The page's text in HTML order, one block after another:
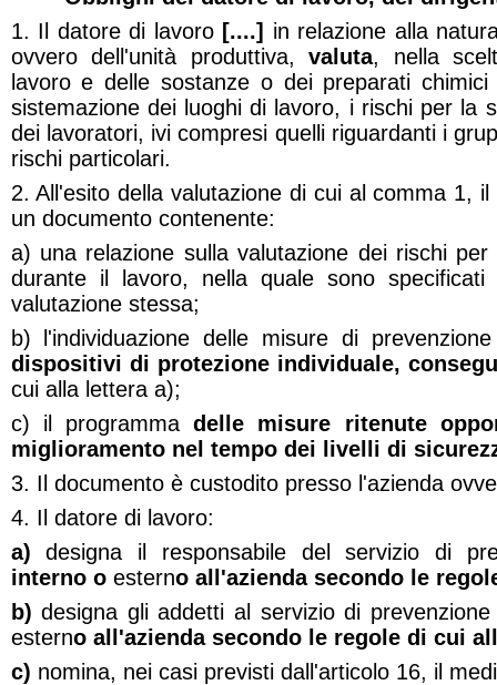
1. Il datore di lavoro [....] in relazione alla
ovvero dell'unità produttiva,valuta, nella
lavoro e delle sostanze o dei preparati
sistemazione dei luoghi di lavoro, i rischi per la
dei lavoratori, ivi compresi quelli riguardanti i
rischi particolari.
2. All'esito della valutazione di cui al comma 1,
un documento contenente:
a) una relazione sulla valutazione dei rischi
durante il lavoro, nella quale sono
valutazione stessa;
b) l'individuazione delle misure di
dispositivi di protezione individuale,
cui alla lettera a);
c) il programma delle misure ritenute
miglioramento nel tempo dei livelli di
3. Il documento è custodito presso l'azienda
4. Il datore di lavoro:
a)designa il responsabile del servizio di
interno o esterno all'azienda secondo le
b)designa gli addetti al servizio di
esterno all'azienda secondo le regole di cui
c) nomina, nei casi previsti dall'articolo 16, il